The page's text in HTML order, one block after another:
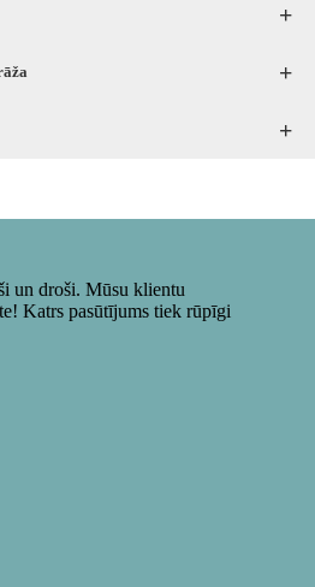
+
+
+
un droši. Mūsu klientu
Katrs pasūtījums tiek rūpīgi